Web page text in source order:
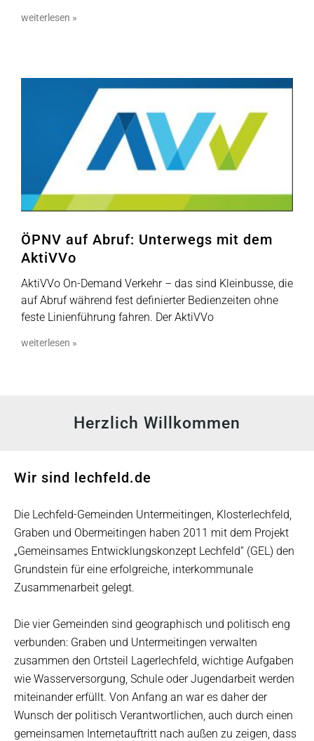
weiterlesen »
ÖPNV auf Abruf: Unterwegs mit dem
AktiVVo
AktiVVo On-Demand Verkehr – das sind Kleinbusse, die
auf Abruf während fest definierter Bedienzeiten ohne
feste Linienführung fahren. Der AktiVVo
weiterlesen »
Herzlich Willkommen
Wir sind lechfeld.de
Die Lechfeld-Gemeinden Untermeitingen, Klosterlechfeld,
Graben und Obermeitingen haben 2011 mit dem Projekt
„Gemeinsames Entwicklungskonzept Lechfeld“ (GEL) den
Grundstein für eine erfolgreiche, interkommunale
Zusammenarbeit gelegt.
Die vier Gemeinden sind geographisch und politisch eng
verbunden: Graben und Untermeitingen verwalten
zusammen den Ortsteil Lagerlechfeld, wichtige Aufgaben
wie Wasserversorgung, Schule oder Jugendarbeit werden
miteinander erfüllt. Von Anfang an war es daher der
Wunsch der politisch Verantwortlichen, auch durch einen
gemeinsamen Internetauftritt nach außen zu zeigen, dass